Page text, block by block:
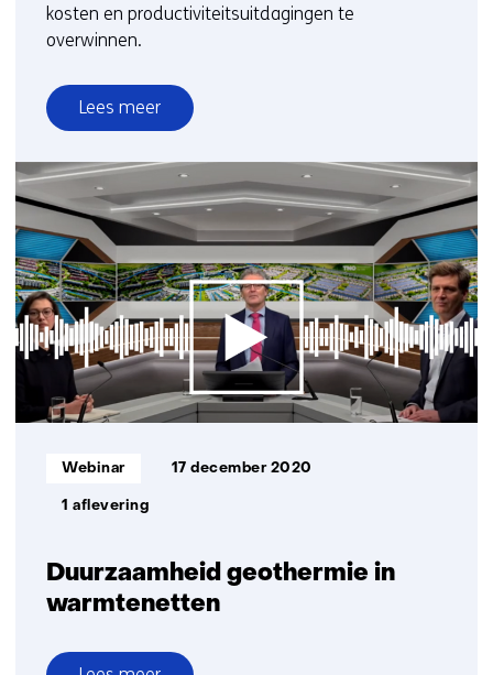
kosten en productiviteitsuitdagingen te
overwinnen.
Lees meer
over
Nieuwe
boortechnologieën
om
de
warmtetransitie
te
versnellen
Duurzaamheid geothermie in
warmtenetten
Informatietype:
Webinar 17 december 2020
1 aflevering